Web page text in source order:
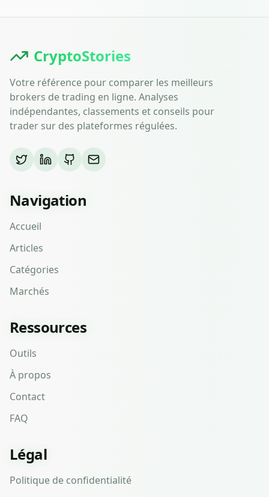
CryptoStories
Votre référence pour comparer les meilleurs
brokers de trading en ligne. Analyses
indépendantes, classements et conseils pour
trader sur des plateformes régulées.
Navigation
Accueil
Articles
Catégories
Marchés
Ressources
Outils
À propos
Contact
FAQ
Légal
Politique de confidentialité